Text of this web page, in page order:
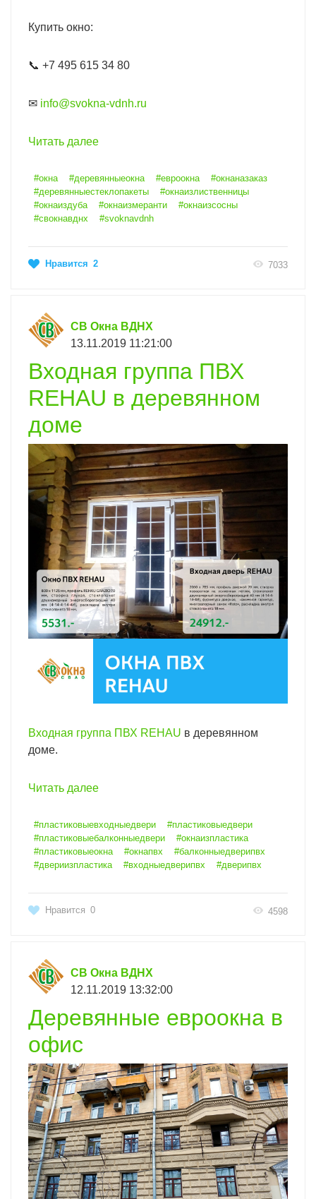
Купить окно:
📞 +7 495 615 34 80
✉ info@svokna-vdnh.ru
Читать далее
#окна #деревянныеокна #евроокна
#окнаназаказ
#деревянныестеклопакеты
#окнаизлиственницы
#окнаиздуба
#окнаизмеранти
#окнаизсосны
#свокнавднх
#svoknavdnh
Нравится 2 7033
СВ Окна ВДНХ
13.11.2019 11:21:00
Входная группа ПВХ
REHAU в деревянном
доме
Входная группа ПВХ REHAU в деревянном
доме.
Читать далее
#пластиковыевходныедвери
#пластиковыедвери
#пластиковыебалконныедвери
#окнаизпластика
#пластиковыеокна
#окнапвх
#балконныедверипвх
#двериизпластика
#входныедверипвх #дверипвх
Нравится 0 4598
СВ Окна ВДНХ
12.11.2019 13:32:00
Деревянные евроокна в
офис